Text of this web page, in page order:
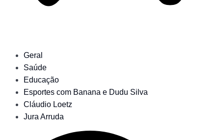
Geral
Saúde
Educação
Esportes com Banana e Dudu Silva
Cláudio Loetz
Jura Arruda